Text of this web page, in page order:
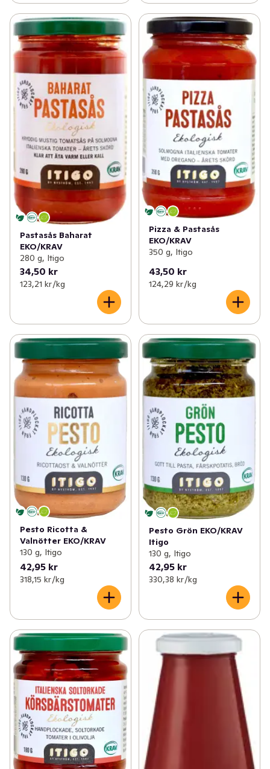
Pastasås Baharat
EKO/KRAV
280 g, Itigo
34,50 kr
123,21 kr /kg
Pizza & Pastasås
EKO/KRAV
350 g, Itigo
43,50 kr
124,29 kr /kg
Pesto Ricotta &
Valnötter EKO/KRAV
130 g, Itigo
42,95 kr
318,15 kr /kg
Pesto Grön EKO/KRAV
Itigo
130 g, Itigo
42,95 kr
330,38 kr /kg